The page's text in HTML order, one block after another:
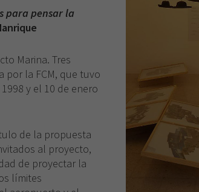
para pensar la
Marina. Tres
por la FCM, que tuvo
y el 10 de enero
de la propuesta
al proyecto,
de proyectar la
límites